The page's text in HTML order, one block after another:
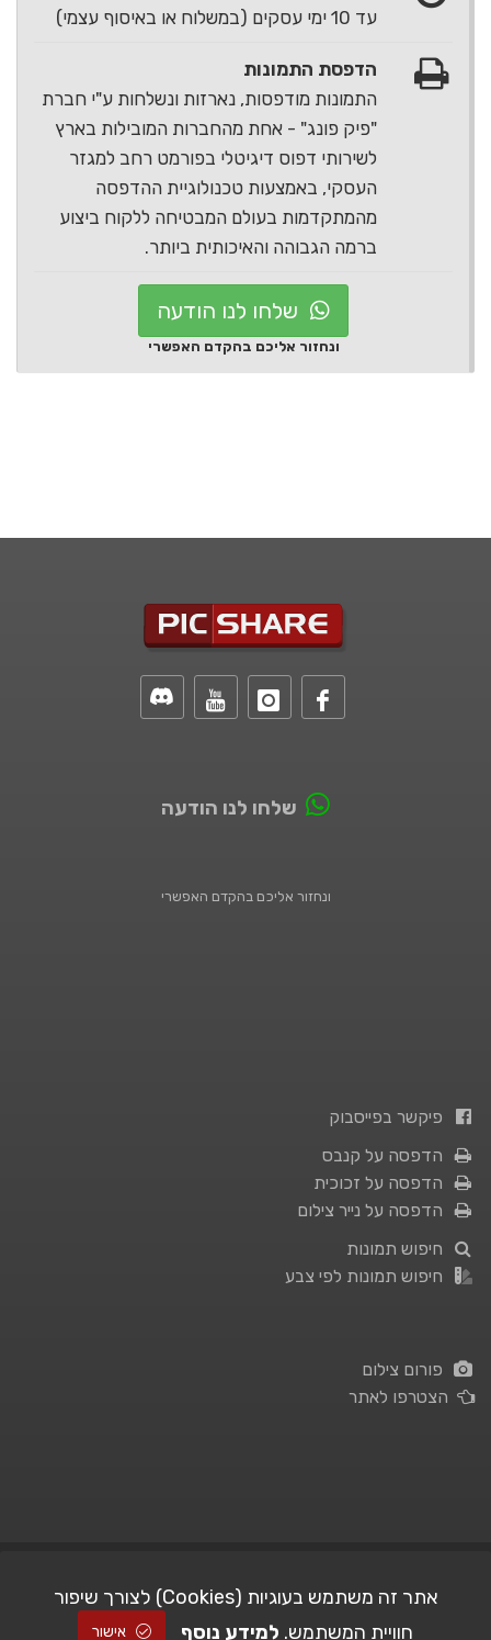
עד 10 ימי עסקים (במשלוח או באיסוף עצמי)
הדפסת התמונות
התמונות מודפסות, נארזות ונשלחות ע"י חברת
"פיק פונג" - אחת מהחברות המובילות בארץ
לשירותי דפוס דיגיטלי בפורמט רחב למגזר
העסקי, באמצעות טכנולוגיית ההדפסה
מהמתקדמות בעולם המבטיחה ללקוח ביצוע
ברמה הגבוהה והאיכותית ביותר.
שלחו לנו הודעה
ונחזור אליכם בהקדם האפשרי
שלחו לנו הודעה
ונחזור אליכם בהקדם האפשרי
פיקשר בפייסבוק
הדפסה על קנבס
הדפסה על זכוכית
הדפסה על נייר צילום
חיפוש תמונות
חיפוש תמונות לפי צבע
פורום צילום
הצטרפו לאתר
© All Rights Reserved | STUDIO101| Picshare.co.il - כל הזכויות שמורות
אתר זה משתמש בעוגיות (Cookies) לצורך שיפור
חוויית המשתמש. למידע נוסף